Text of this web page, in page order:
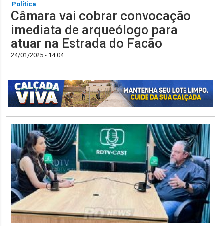
Política
Câmara vai cobrar convocação
imediata de arqueólogo para
atuar na Estrada do Facão
24/01/2025 - 14:04